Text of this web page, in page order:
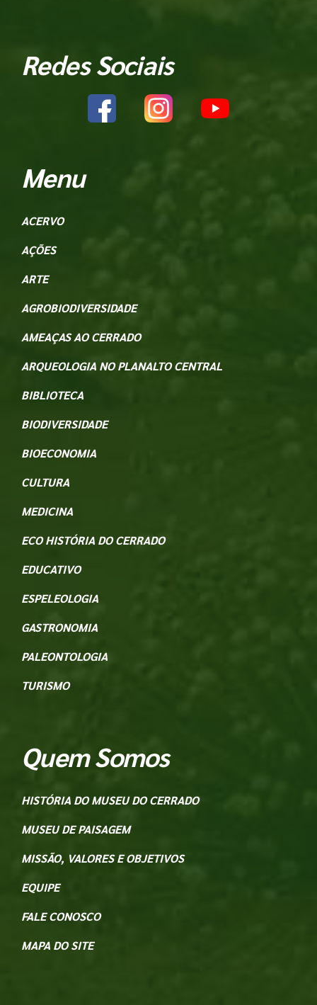
Redes Sociais
Menu
ACERVO
AÇÕES
ARTE
AGROBIODIVERSIDADE
AMEAÇAS AO CERRADO
ARQUEOLOGIA NO PLANALTO CENTRAL
BIBLIOTECA
BIODIVERSIDADE
BIOECONOMIA
CULTURA
MEDICINA
ECO HISTÓRIA DO CERRADO
EDUCATIVO
ESPELEOLOGIA
GASTRONOMIA
PALEONTOLOGIA
TURISMO
Quem Somos
HISTÓRIA DO MUSEU DO CERRADO
MUSEU DE PAISAGEM
MISSÃO, VALORES E OBJETIVOS
EQUIPE
FALE CONOSCO
MAPA DO SITE